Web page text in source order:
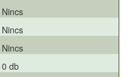
Nincs
Nincs
Nincs
0 db